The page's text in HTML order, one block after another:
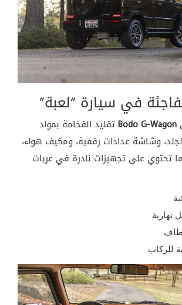
في سيارة “لعبة”
Bodo G-Wagonتقليد الفخامة بمواد
وشاشة عدادات رقمية، ومكيف هواء،
تحتوي على تجهيزات نادرة في عربات
نهارية
للركاب